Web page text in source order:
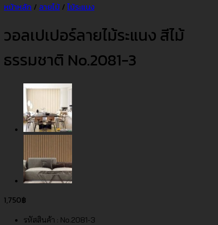
หน้าหลัก / ลายไม้ / ไม้ระแนง
วอลเปเปอร์ลายไม้ระแนง สีไม้
ธรรมชาติ No.2081-3
1,750฿
รหัสสินค้า : No.2081-3